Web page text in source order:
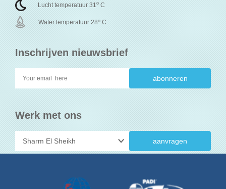
Inschrijven nieuwsbrief
Werk met ons
aanvragen
Lucht temperatuur 31 o C
Water temperatuur 28o C